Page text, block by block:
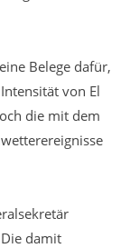
Belege dafür,
von El
die mit dem
damit